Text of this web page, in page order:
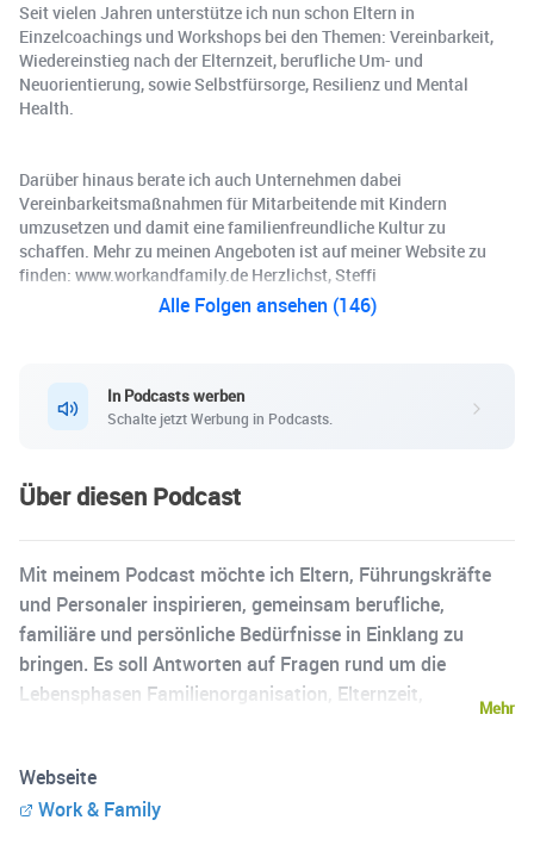
Seit vielen Jahren unterstütze ich nun schon Eltern in
Einzelcoachings und Workshops bei den Themen: Vereinbarkeit,
Wiedereinstieg nach der Elternzeit, berufliche Um- und
Neuorientierung, sowie Selbstfürsorge, Resilienz und Mental
Health.
Darüber hinaus berate ich auch Unternehmen dabei
Vereinbarkeitsmaßnahmen für Mitarbeitende mit Kindern
umzusetzen und damit eine familienfreundliche Kultur zu
schaffen. Mehr zu meinen Angeboten ist auf meiner Website zu
finden: www.workandfamily.de Herzlichst, Steffi
Alle Folgen ansehen (146)
In Podcasts werben
Schalte jetzt Werbung in Podcasts.
Über diesen Podcast
Mit meinem Podcast möchte ich Eltern, Führungskräfte
und Personaler inspirieren, gemeinsam berufliche,
familiäre und persönliche Bedürfnisse in Einklang zu
bringen. Es soll Antworten auf Fragen rund um die
Lebensphasen Familienorganisation, Elternzeit,
ihr ganz eigenes Vereinbarkeitsmodell zu leben. Zudem
gibt es Impulse rund um lebensphasenorientierte
Mehr
Webseite
Work & Family